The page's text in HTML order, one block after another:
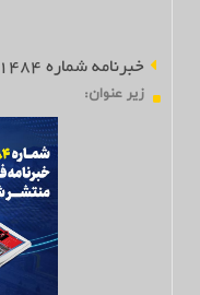
خبرنامه شماره 1484
زير عنوان: